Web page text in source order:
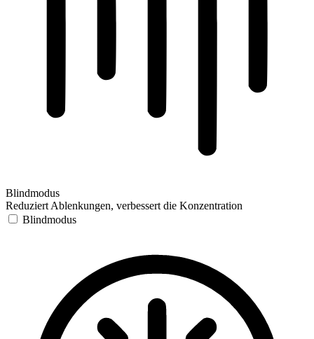
Blindmodus
Reduziert Ablenkungen, verbessert die Konzentration
Blindmodus